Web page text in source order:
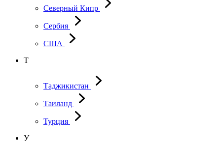
Северный Кипр
Сербия
США
Т
Таджикистан
Таиланд
Турция
У